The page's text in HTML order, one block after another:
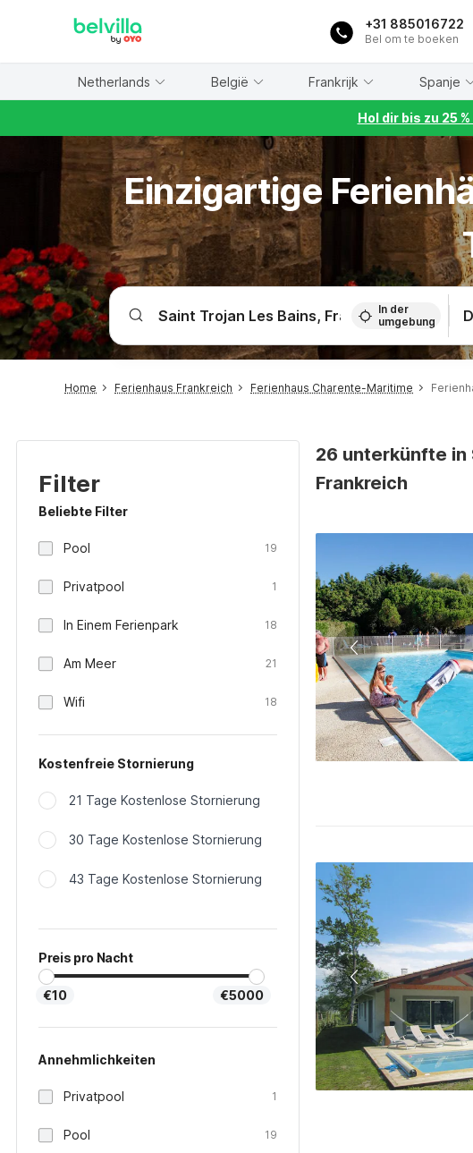
+31 885016722
Bel om te boeken
Netherlands België Frankrijk Spanje
Hol dir bis zu 25
Einzigartige
In der
umgebung
Home Ferienhaus Frankreich Ferienhaus Charente-Maritime
Filter
Beliebte Filter
Pool 19
Privatpool 1
In Einem Ferienpark 18
Am Meer 21
Wifi 18
Kostenfreie Stornierung
21 Tage Kostenlose Stornierung
30 Tage Kostenlose Stornierung
43 Tage Kostenlose Stornierung
Preis pro Nacht
€10 €5000
Annehmlichkeiten
Privatpool 1
Pool 19
26 unterkünfte in
Frankreich